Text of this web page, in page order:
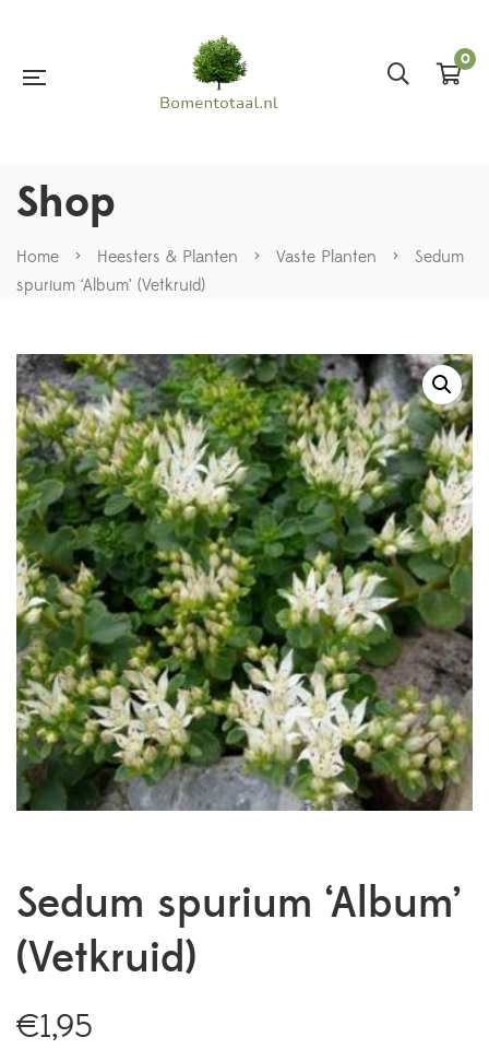
0
Shop
Home > Heesters & Planten > Vaste Planten >
Sedum
spurium ‘Album’ (Vetkruid)
Sedum spurium ‘Album’
(Vetkruid)
€1,95